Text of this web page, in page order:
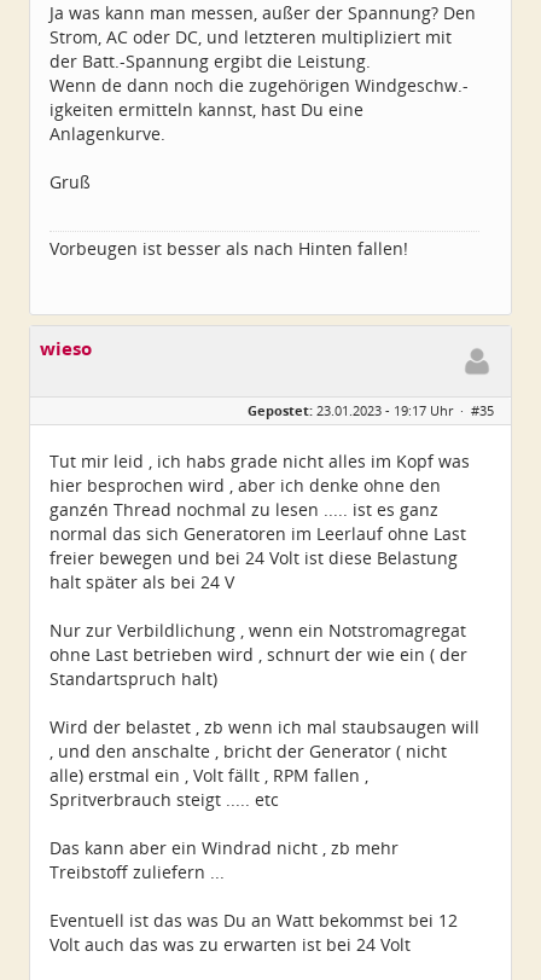
Ja was kann man messen, außer der Spannung? Den
Strom, AC oder DC, und letzteren multipliziert mit
der Batt.-Spannung ergibt die Leistung.
Wenn de dann noch die zugehörigen Windgeschw.-
igkeiten ermitteln kannst, hast Du eine
Anlagenkurve.
Gruß
Vorbeugen ist besser als nach Hinten fallen!
wieso
Gepostet: 23.01.2023 - 19:17 Uhr · #35
Tut mir leid , ich habs grade nicht alles im Kopf was
hier besprochen wird , aber ich denke ohne den
ganzén Thread nochmal zu lesen ..... ist es ganz
normal das sich Generatoren im Leerlauf ohne Last
freier bewegen und bei 24 Volt ist diese Belastung
halt später als bei 24 V
Nur zur Verbildlichung , wenn ein Notstromagregat
ohne Last betrieben wird , schnurt der wie ein ( der
Standartspruch halt)
Wird der belastet , zb wenn ich mal staubsaugen will
, und den anschalte , bricht der Generator ( nicht
alle) erstmal ein , Volt fällt , RPM fallen ,
Spritverbrauch steigt ..... etc
Das kann aber ein Windrad nicht , zb mehr
Treibstoff zuliefern ...
Eventuell ist das was Du an Watt bekommst bei 12
Volt auch das was zu erwarten ist bei 24 Volt